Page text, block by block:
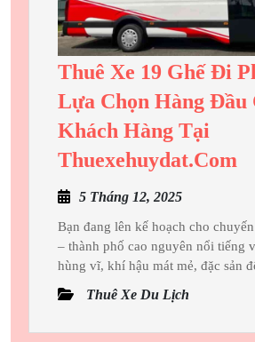
Thuê Xe 19 Ghế Đi
Lựa Chọn Hàng Đầu
Khách Hàng Tại
Thuexehuydat.com
5 Tháng 12, 20255
12,
2025
Bạn đang lên kế hoạch cho
– thành phố cao nguyên nổi tiếng
hùng vĩ, khí hậu mát mẻ, đặc sản
Thuê Xe Du Lịch